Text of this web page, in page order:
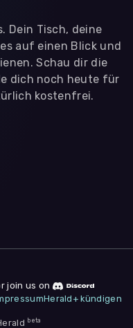
Dein Tisch, deine
auf einen Blick und
Schau dir die
dich noch heute für
kostenfrei.
join us on
Herald+ kündigen
beta